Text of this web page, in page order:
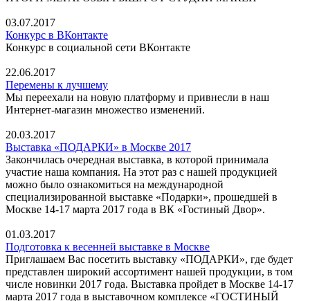
03.07.2017
Конкурс в ВКонтакте
Конкурс в социальной сети ВКонтакте
22.06.2017
Перемены к лучшему
Мы переехали на новую платформу и привнесли в наш
Интернет-магазин множество изменений.
20.03.2017
Выставка «ПОДАРКИ» в Москве 2017
Закончилась очередная выставка, в которой принимала
участие наша компания. На этот раз с нашей продукцией
можно было ознакомиться на международной
специализированной выставке «Подарки», прошедшей в
Москве 14-17 марта 2017 года в ВК «Гостиный Двор».
01.03.2017
Подготовка к весенней выставке в Москве
Приглашаем Вас посетить выставку «ПОДАРКИ», где будет
представлен широкий ассортимент нашей продукции, в том
числе новинки 2017 года. Выставка пройдет в Москве 14-17
марта 2017 года в выставочном комплексе «ГОСТИНЫЙ